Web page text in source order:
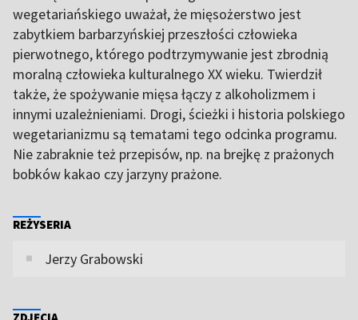
wegetariańskiego uważał, że mięsożerstwo jest
zabytkiem barbarzyńskiej przeszłości człowieka
pierwotnego, którego podtrzymywanie jest zbrodnią
moralną człowieka kulturalnego XX wieku. Twierdził
także, że spożywanie mięsa łączy z alkoholizmem i
innymi uzależnieniami. Drogi, ścieżki i historia polskiego
wegetarianizmu są tematami tego odcinka programu.
Nie zabraknie też przepisów, np. na brejkę z prażonych
bobków kakao czy jarzyny prażone.
REŻYSERIA
Jerzy Grabowski